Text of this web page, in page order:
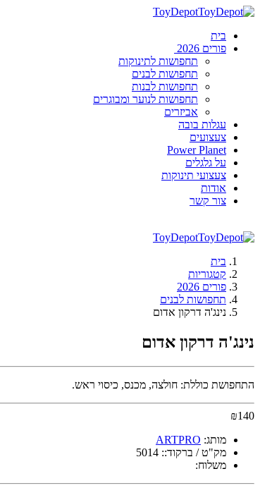
ToyDepot
בית
פורים 2026
תחפושות לתינוקות
תחפושות לבנים
תחפושות לבנות
תחפושות לנוער ומבוגרים
אביזרים
עגלות בובה
צעצועים
Power Planet
על גלגלים
צעצועי תינוקות
אודות
צור קשר
ToyDepot
בית
קטגוריות
פורים 2026
תחפושות לבנים
נינג'ה דרקון אדום
נינג'ה דרקון אדום
התחפושת כוללת: חולצה, מכנס, כיסוי ראש.
₪140
מותג: ARTPRO
מק"ט / ברקוד:: 5014
משלוח: